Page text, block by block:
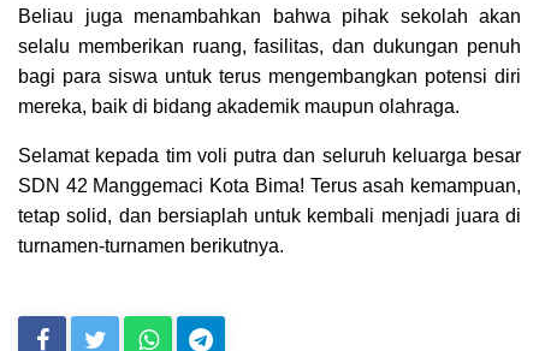
Beliau juga menambahkan bahwa pihak sekolah akan
selalu memberikan ruang, fasilitas, dan dukungan penuh
bagi para siswa untuk terus mengembangkan potensi diri
mereka, baik di bidang akademik maupun olahraga.
Selamat kepada tim voli putra dan seluruh keluarga besar
SDN 42 Manggemaci Kota Bima! Terus asah kemampuan,
tetap solid, dan bersiaplah untuk kembali menjadi juara di
turnamen-turnamen berikutnya.